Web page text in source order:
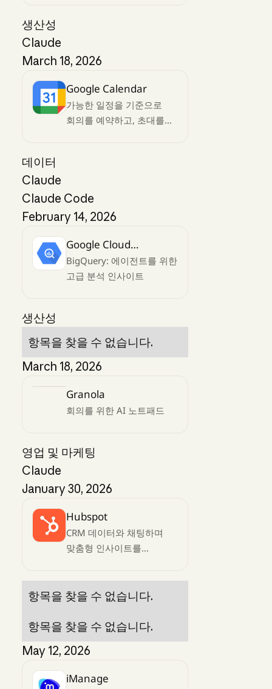
생산성
Claude
March 18, 2026
Google Calendar
가능한 일정을 기준으로
회의를 예약하고, 초대를
데이터
Claude
Claude Code
February 14, 2026
Google Cloud
BigQuery
BigQuery: 에이전트를 위한
고급 분석 인사이트
생산성
항목을 찾을 수 없습니다.
March 18, 2026
Granola
회의를 위한 AI 노트패드
영업 및 마케팅
Claude
January 30, 2026
Hubspot
CRM 데이터와 채팅하며
맞춤형 인사이트를
항목을 찾을 수 없습니다.
항목을 찾을 수 없습니다.
May 12, 2026
iManage